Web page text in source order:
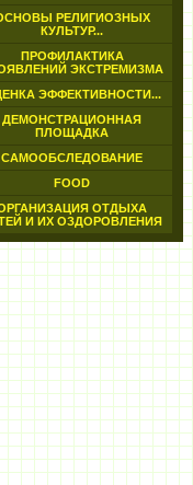
РЕЛИГИОЗНЫХ
КУЛЬТУР...
ПРОФИЛАКТИКА
ЭКСТРЕМИЗМА
ЭФФЕКТИВНОСТИ...
ДЕМОНСТРАЦИОННАЯ
ПЛОЩАДКА
САМООБСЛЕДОВАНИЕ
FOOD
ОТДЫХА
И ИХ ОЗДОРОВЛЕНИЯ